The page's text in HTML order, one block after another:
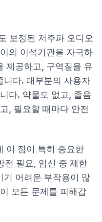
보정된 저주파 오디오
의 이석기관을 자극하
제공하고, 구역질을 유
니다. 대부분의 사용자
다. 약물도 없고, 졸음
, 필요할 때마다 안전
이 점이 특히 중요한
전 필요, 임신 중 제한
기 어려운 부작용이 많
모든 문제를 피해갑